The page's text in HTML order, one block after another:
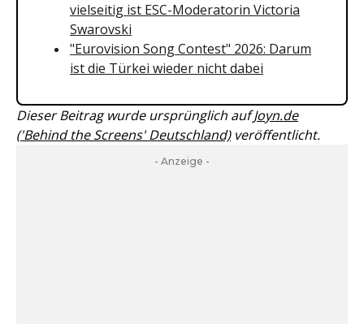
vielseitig ist ESC-Moderatorin Victoria
Swarovski
"Eurovision Song Contest" 2026: Darum
ist die Türkei wieder nicht dabei
Dieser Beitrag wurde ursprünglich aufJoyn.de
('Behind the Screens' Deutschland)veröffentlicht.
- Anzeige -